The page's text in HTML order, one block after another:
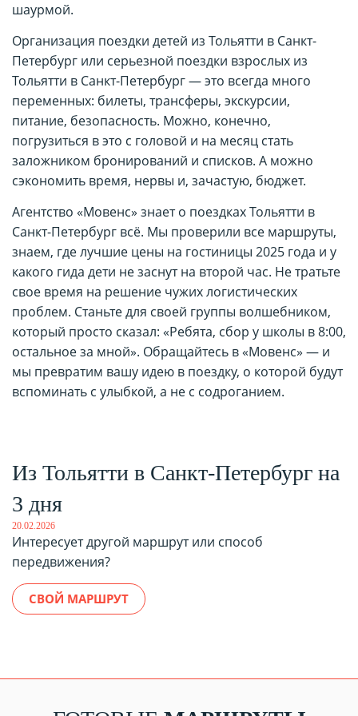
шаурмой.
Организация поездки детей из Тольятти в Санкт-
Петербург или серьезной поездки взрослых из
Тольятти в Санкт-Петербург — это всегда много
переменных: билеты, трансферы, экскурсии,
питание, безопасность. Можно, конечно,
погрузиться в это с головой и на месяц стать
заложником бронирований и списков. А можно
сэкономить время, нервы и, зачастую, бюджет.
Агентство «Мовенс» знает о поездках Тольятти в
Санкт-Петербург всё. Мы проверили все маршруты,
знаем, где лучшие цены на гостиницы 2025 года и у
какого гида дети не заснут на второй час. Не тратьте
свое время на решение чужих логистических
проблем. Станьте для своей группы волшебником,
который просто сказал: «Ребята, сбор у школы в 8:00,
остальное за мной». Обращайтесь в «Мовенс» — и
мы превратим вашу идею в поездку, о которой будут
вспоминать с улыбкой, а не с содроганием.
Из Тольятти в Санкт-Петербург на
3 дня
20.02.2026
Интересует другой маршрут или способ
передвижения?
СВОЙ МАРШРУТ